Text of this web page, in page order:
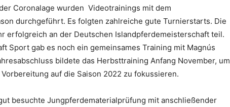
Coronalage wurden Videotrainings mit dem
durchgeführt. Es folgten zahlreiche gute Turnierstarts. Die
erfolgreich an der Deutschen Islandpferdemeisterschaft teil.
Sport gab es noch ein gemeinsames Training mit Magnús
bildete das Herbsttraining Anfang November, um
auf die Saison 2022 zu fokussieren.
besuchte Jungpferdematerialprüfung mit anschließender